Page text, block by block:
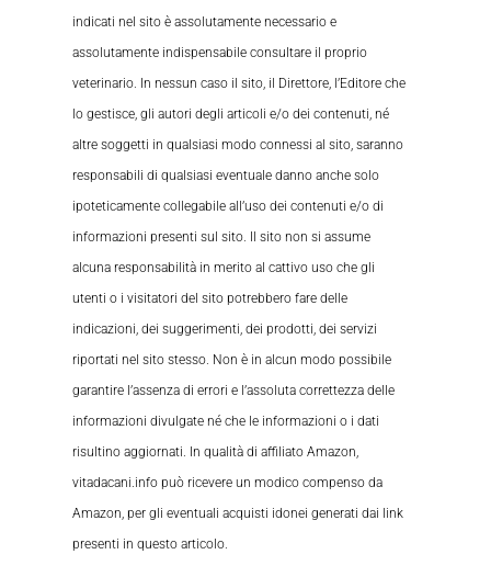
indicati nel sito è assolutamente necessario e
assolutamente indispensabile consultare il proprio
veterinario. In nessun caso il sito, il Direttore, l’Editore che
lo gestisce, gli autori degli articoli e/o dei contenuti, né
altre soggetti in qualsiasi modo connessi al sito, saranno
responsabili di qualsiasi eventuale danno anche solo
ipoteticamente collegabile all’uso dei contenuti e/o di
informazioni presenti sul sito. Il sito non si assume
alcuna responsabilità in merito al cattivo uso che gli
utenti o i visitatori del sito potrebbero fare delle
indicazioni, dei suggerimenti, dei prodotti, dei servizi
riportati nel sito stesso. Non è in alcun modo possibile
garantire l’assenza di errori e l’assoluta correttezza delle
informazioni divulgate né che le informazioni o i dati
risultino aggiornati. In qualità di affiliato Amazon,
vitadacani.info può ricevere un modico compenso da
Amazon, per gli eventuali acquisti idonei generati dai link
presenti in questo articolo.